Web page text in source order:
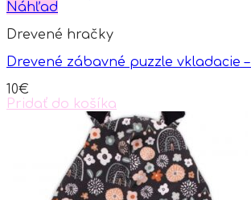
multiple
The
may
chosen
on
Náhľad
Drevené hračky
Drevené zábavné puzzle vkladacie
10€
Pridať do košíka